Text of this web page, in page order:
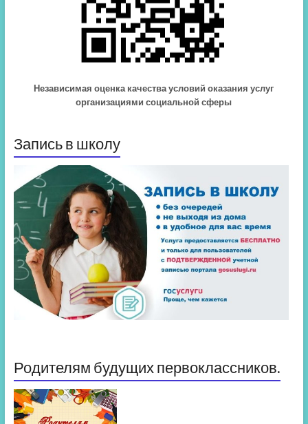
Независимая оценка качества условий оказания услуг
организациями социальной сферы
Запись в школу
Родителям будущих первоклассников.